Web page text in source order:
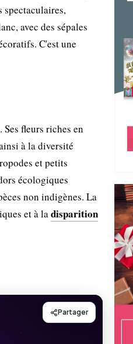
spectaculaires,
avec des sépales
C'est une
fleurs riches en
à la diversité
et petits
écologiques
non indigènes. La
et à ladisparition